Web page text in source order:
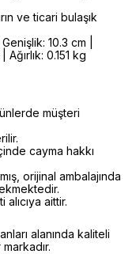
ve ticari bulaşık
10.3 cm |
0.151 kg
müşteri
cayma hakkı
orijinal ambalajında
aittir.
alanında kaliteli